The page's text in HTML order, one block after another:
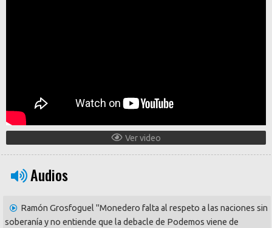
Ver video
Audios
Ramón Grosfoguel "Monedero falta al respeto a las naciones sin
soberanía y no entiende que la debacle de Podemos viene de